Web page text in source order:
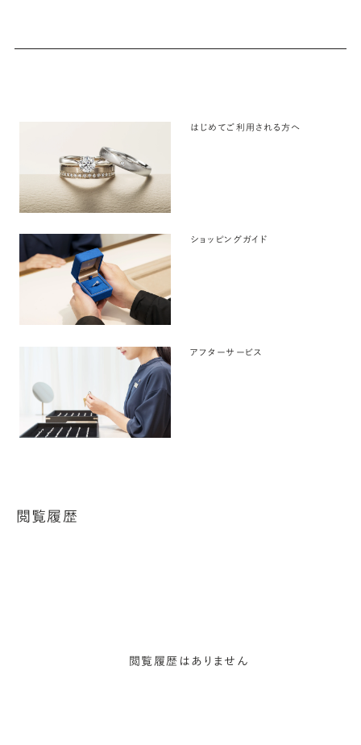
はじめてご利用される方へ
ショッピングガイド
アフターサービス
閲覧履歴
閲覧履歴はありません